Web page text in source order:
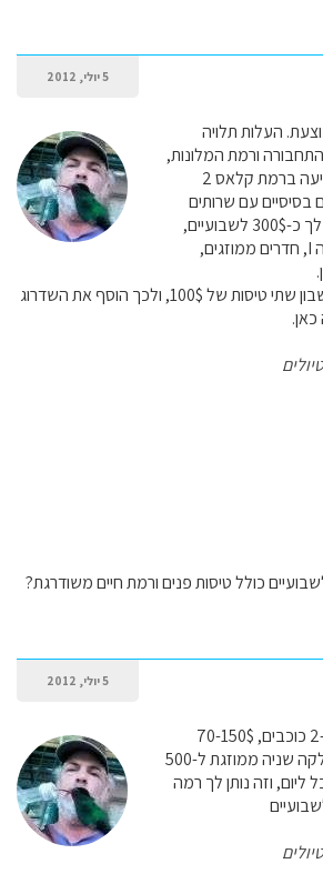
5 יולי, 2012
העלות תלויה
ורמת המלונות,
ויש רק מחירי מינימום. נסיעה ברמת קלאס 2
בסיסיים עם שרותים
ומאוורר (ללא מיזוג) יעלו לך כ-300$ לשבועיים,
ומכאן כל שידרוג (מחלקה I, חדרים ממוזגים,
בגלל קוצר הזמן קח בחשבון שתי טיסות של 100$, ולכך הוסף את השדרוג
5 יולי, 2012
20$ ליום לינה זה רמת 2-3 כוכבים, 70-150$
לטיסה, 15$ לנסיעה מחלקה שניה ממוזגת ל-500
תוסיף 15$ אוכל ליום, וזה נותן לך רמה